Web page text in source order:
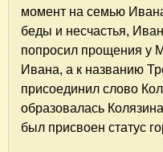
момент на семью
беды и несчастья,
попросил прощения у
Ивана, а к названию
присоединил слово
образовалась
был присвоен статус